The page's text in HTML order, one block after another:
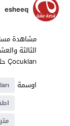
esheeq
Çocukları حلقة 23 مترجمة مسلسلات تركية 2025 حصرياً على موقع
اوسمة